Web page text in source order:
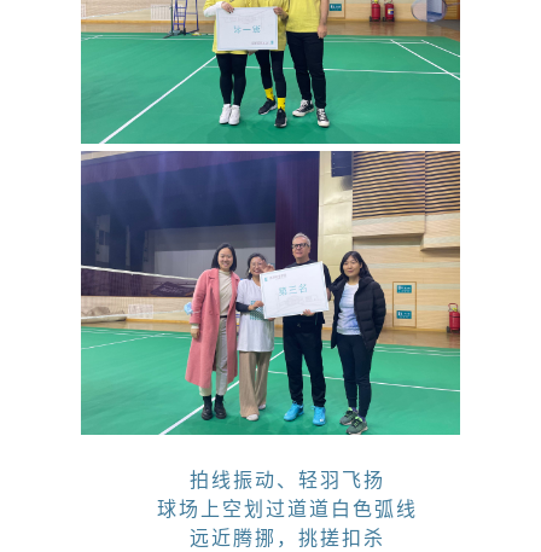
拍线振动、轻羽飞扬
球场上空划过道道白色弧线
远近腾挪，挑搓扣杀